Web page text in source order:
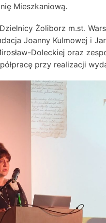
Mieszkaniową.
Żoliborz m.st.
Joanny Kulmowej i
Doleckiej oraz
przy realizacji